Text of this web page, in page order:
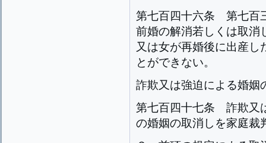
第七百四十六条 第七百
前婚の解消若しくは取消
又は女が再婚後に出産し
とができない。
詐欺又は強迫による婚姻
第七百四十七条 詐欺又
の婚姻の取消しを家庭裁